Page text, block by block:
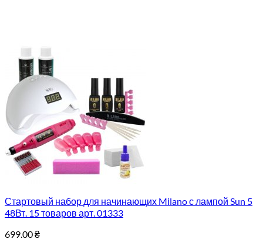
Стартовый набор для начинающих Milano с лампой Sun 5
48Вт. 15 товаров арт. 01333
699.00₴